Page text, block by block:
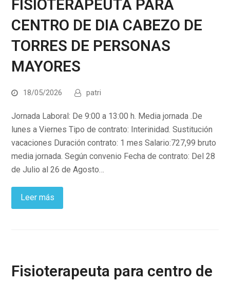
FISIOTERAPEUTA PARA
CENTRO DE DIA CABEZO DE
TORRES DE PERSONAS
MAYORES
18/05/2026 patri
Jornada Laboral: De 9:00 a 13:00 h. Media jornada .De
lunes a Viernes Tipo de contrato: Interinidad. Sustitución
vacaciones Duración contrato: 1 mes Salario:727,99 bruto
media jornada. Según convenio Fecha de contrato: Del 28
de Julio al 26 de Agosto…
Leer más
Fisioterapeuta para centro de